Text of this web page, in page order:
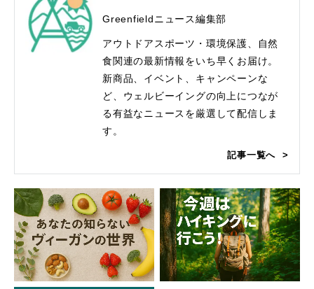
Greenfieldニュース編集部
アウトドアスポーツ・環境保護、自然
食関連の最新情報をいち早くお届け。
新商品、イベント、キャンペーンな
ど、ウェルビーイングの向上につなが
る有益なニュースを厳選して配信しま
す。
記事一覧へ